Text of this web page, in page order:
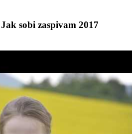
sobi zaspivam 2017